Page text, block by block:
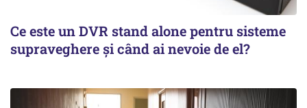
Ce este un DVR stand alone pentru sisteme
supraveghere și când ai nevoie de el?